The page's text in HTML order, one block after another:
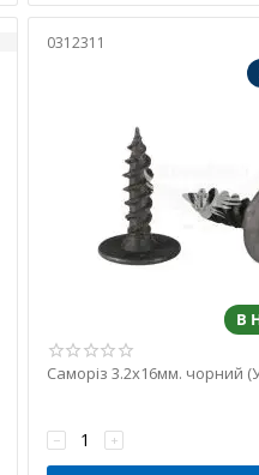
0312311
В
Саморіз 3.2х16мм. чорний
+
−